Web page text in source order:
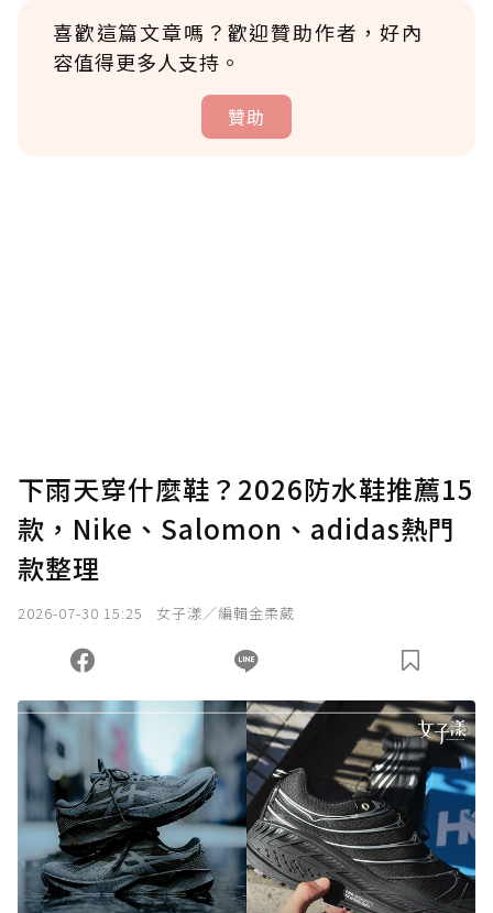
喜歡這篇文章嗎？歡迎贊助作者，好內
容值得更多人支持。
贊助
確認送出
您當前剩餘 U 利點數：0點；前往 購買點數
下雨天穿什麼鞋？2026防水鞋推薦15
款，Nike、Salomon、adidas熱門
款整理
2026-07-30 15:25 女子漾／編輯金柔葳